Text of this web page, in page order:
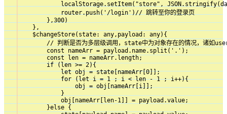
localStorage.setItem("store",
                router.push('/login')// 跳转至你的登录页
            },300)
        },
        $changeStore(state: any,payload: any){
// 判断是否为多层级调用，state中为对象存在的情况，诸如
            const nameArr = payload.name.split('.');
            const len = nameArr.length;
            if (len >= 2){
                let obj = state[nameArr[0]];
                for (let i = 1 ; i < len - 1 ; i++){
                    obj = obj[nameArr[i]];
                }
                obj[nameArr[len-1]] = payload.value;
            }else {